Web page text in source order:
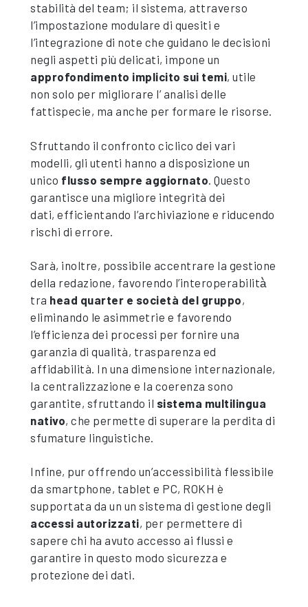
stabilità del team; il sistema, attraverso
l’impostazione modulare di quesiti e
l’integrazione di note che guidano le decisioni
negli aspetti più delicati, impone un
approfondimento implicito sui temi, utile
non solo per migliorare l’ analisi delle
fattispecie, ma anche per formare le risorse.
Sfruttando il confronto ciclico dei vari
modelli, gli utenti hanno a disposizione un
unico flusso sempre aggiornato. Questo
garantisce una migliore integrità dei
dati, efficientando l’archiviazione e riducendo
rischi di errore.
Sarà, inoltre, possibile accentrare la gestione
della redazione, favorendo l’interoperabilità̀
tra head quarter e società del gruppo,
eliminando le asimmetrie e favorendo
l’efficienza dei processi per fornire una
garanzia di qualità, trasparenza ed
affidabilità. In una dimensione internazionale,
la centralizzazione e la coerenza sono
garantite, sfruttando il sistema multilingua
nativo, che permette di superare la perdita di
sfumature linguistiche.
Infine, pur offrendo un’accessibilità flessibile
da smartphone, tablet e PC, ROKH è
supportata da un un sistema di gestione degli
accessi autorizzati, per permettere di
sapere chi ha avuto accesso ai flussi e
garantire in questo modo sicurezza e
protezione dei dati.